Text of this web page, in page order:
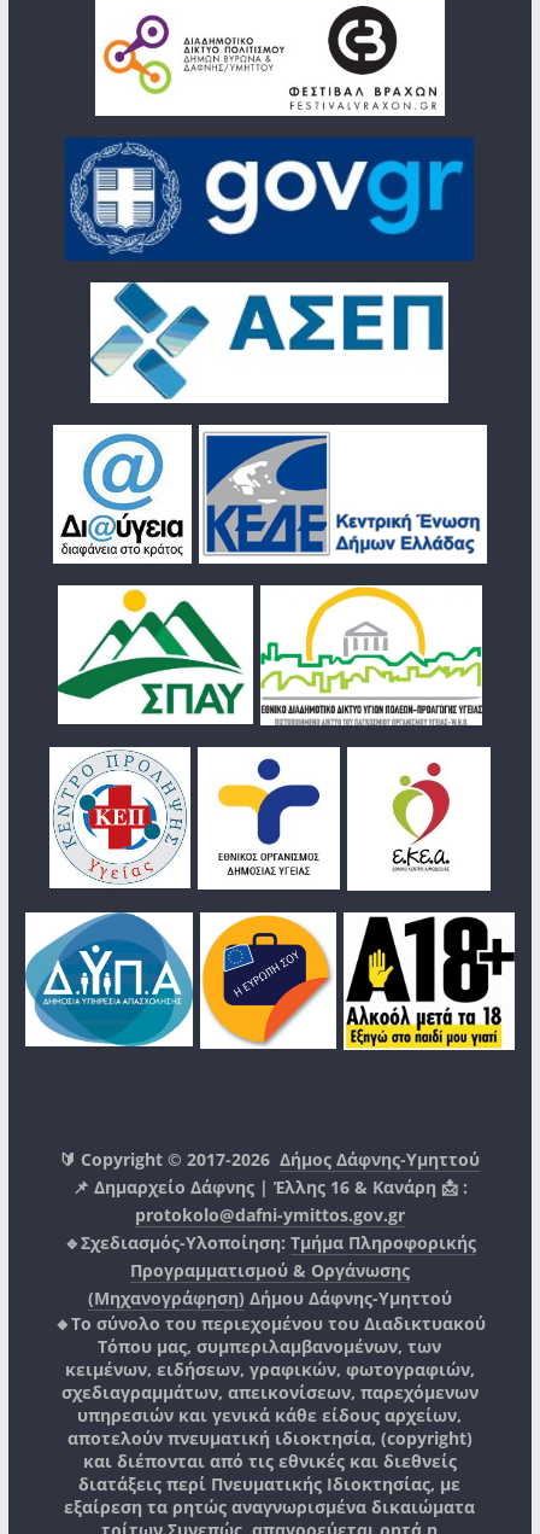
🔰 Copyright © 2017-2026Δήμος Δάφνης-Υμηττού
📌 Δημαρχείο Δάφνης | Έλλης 16 & Κανάρη 📩 :
protokolo@dafni-ymittos.gov.gr
🔹Σχεδιασμός-Υλοποίηση: Τμήμα Πληροφορικής
Προγραμματισμού & Οργάνωσης
(Μηχανογράφηση) Δήμου Δάφνης-Υμηττού
🔸Το σύνολο του περιεχομένου του Διαδικτυακού
Τόπου μας, συμπεριλαμβανομένων, των
κειμένων, ειδήσεων, γραφικών, φωτογραφιών,
σχεδιαγραμμάτων, απεικονίσεων, παρεχόμενων
υπηρεσιών και γενικά κάθε είδους αρχείων,
αποτελούν πνευματική ιδιοκτησία, (copyright)
και διέπονται από τις εθνικές και διεθνείς
διατάξεις περί Πνευματικής Ιδιοκτησίας, με
εξαίρεση τα ρητώς αναγνωρισμένα δικαιώματα